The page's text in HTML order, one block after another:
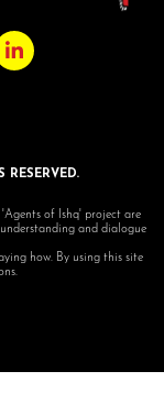
of Ishq' project are
and dialogue
how. By using this site